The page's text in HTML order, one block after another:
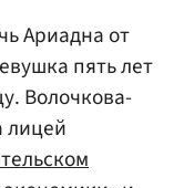
Ариадна от
пять лет
Волочкова-
лицей